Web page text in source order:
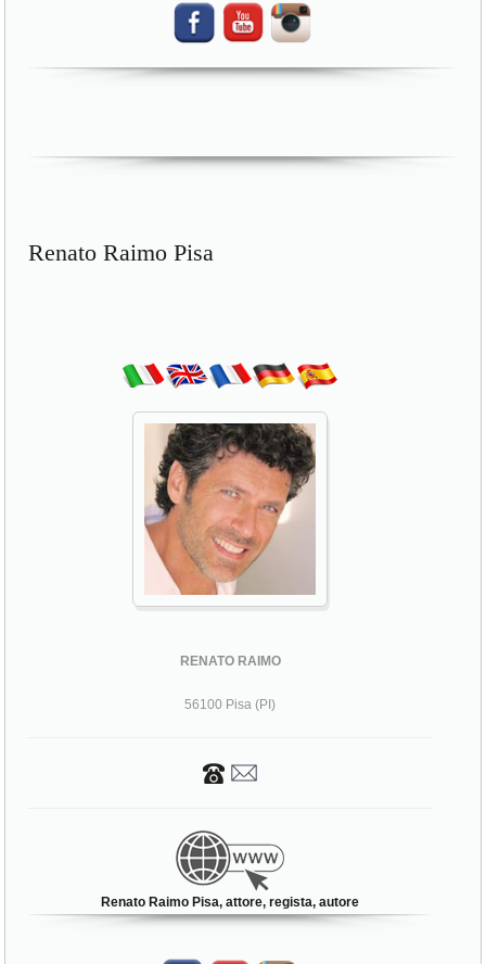
Renato Raimo Pisa
RENATO RAIMO
56100 Pisa (PI)
Renato Raimo Pisa, attore, regista, autore